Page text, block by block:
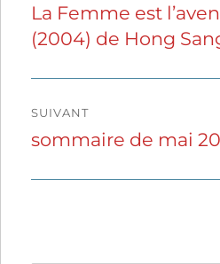
de
l’article
Publication
précédente :
La Femme est
(2004) de Hong
SUIVANT
Publication
sommaire de mai